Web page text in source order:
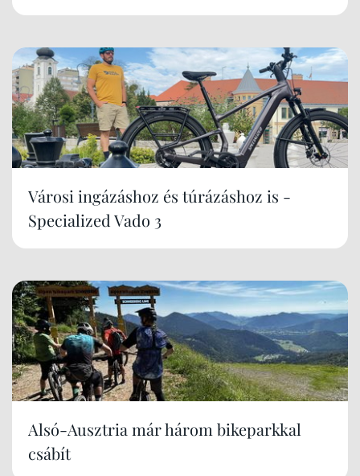
Városi ingázáshoz és túrázáshoz is -
Specialized Vado 3
Alsó-Ausztria már három bikeparkkal
csábít